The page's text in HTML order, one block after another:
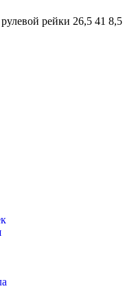
рейки 26,5 41 8,5